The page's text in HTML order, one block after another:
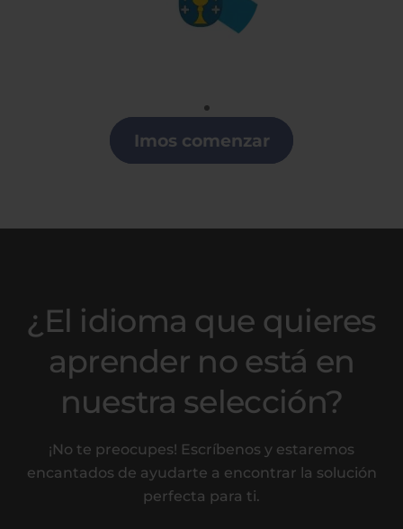
Clases de Gallego en Collado Villalba
Imos comenzar
¿El idioma que quieres
aprender no está en
nuestra selección?
¡No te preocupes! Escríbenos y estaremos
encantados de ayudarte a encontrar la solución
perfecta para ti.